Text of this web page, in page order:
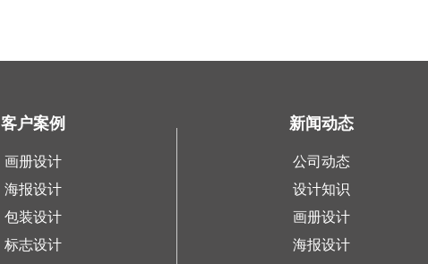
客户案例
画册设计
海报设计
包装设计
标志设计
新闻动态
公司动态
设计知识
画册设计
海报设计